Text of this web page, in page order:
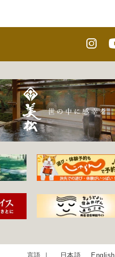
日本語 English